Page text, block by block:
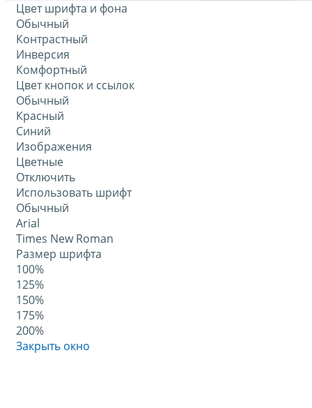
Цвет шрифта и фона
Обычный
Контрастный
Инверсия
Комфортный
Цвет кнопок и ссылок
Обычный
Красный
Синий
Изображения
Цветные
Отключить
Использовать шрифт
Обычный
Arial
Times New Roman
Размер шрифта
100%
125%
150%
175%
200%
Закрыть окно